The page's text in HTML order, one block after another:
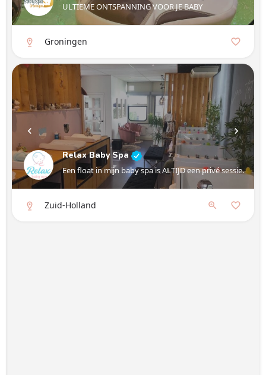
ULTIEME ONTSPANNING VOOR JE BABY
Groningen
Relax Baby Spa
Een float in mijn baby spa is ALTIJD een privé sessie.
Zuid-Holland